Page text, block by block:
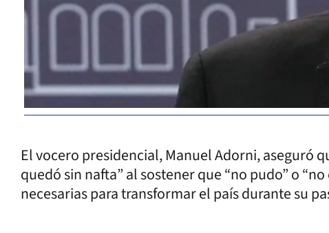
El vocero presidencial, Manuel Adorni, aseguró
quedó sin nafta” al sostener que “no pudo” o
necesarias para transformar el país durante su